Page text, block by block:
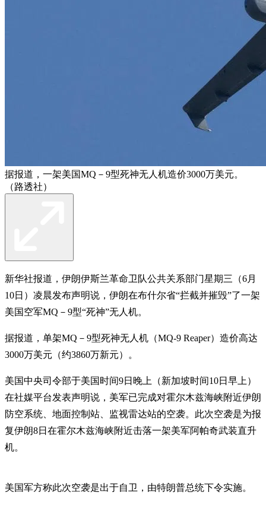
据报道，一架美国MQ－9型死神无人机造价3000万美元。
（路透社）
新华社报道，伊朗伊斯兰革命卫队公共关系部门星期三（6月
10日）凌晨发布声明说，伊朗在布什尔省“拦截并摧毁”了一架
美国空军MQ－9型“死神”无人机。
据报道，单架MQ－9型死神无人机（MQ-9 Reaper）造价高达
3000万美元（约3860万新元）。
美国中央司令部于美国时间9日晚上（新加坡时间10日早上）
在社媒平台发表声明说，美军已完成对霍尔木兹海峡附近伊朗
防空系统、地面控制站、监视雷达站的空袭。此次空袭是为报
复伊朗8日在霍尔木兹海峡附近击落一架美军阿帕奇武装直升
机。
美国军方称此次空袭是出于自卫，由特朗普总统下令实施。